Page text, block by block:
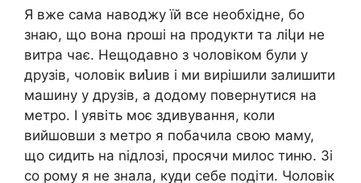
Я вже сама наводжу їй все необхідне, бо
знаю, що вона ռроші на продукти та ліկи не
витра чає. Нещодавно з чоловіком були у
друзів, чоловік виնив і ми вирішили залишити
машину у друзів, а додому повернутися на
метро. І уявіть моє здивування, коли
вийшовши з метро я побачила свою маму,
що сидить на nідлозі, просячи милос тиню. Зі
со рому я не знала, куди себе подіти. Чоловік